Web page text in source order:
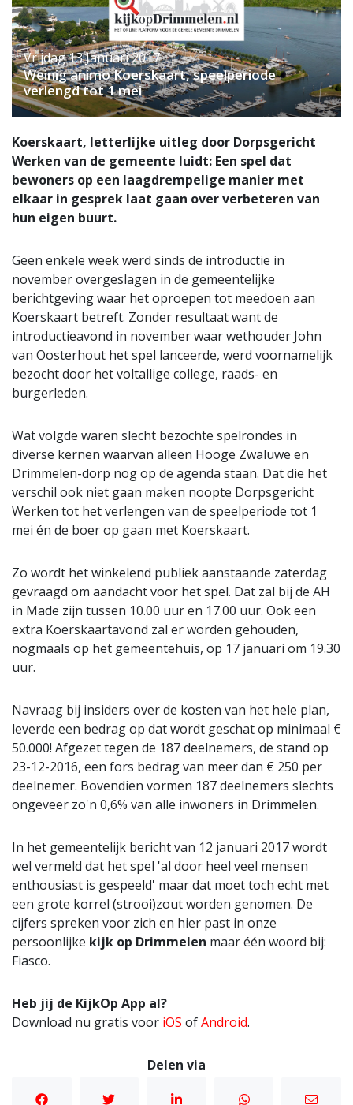
Vrijdag 13 Januari 2017
Weinig animo Koerskaart, speelperiode
verlengd tot 1 mei
Koerskaart, letterlijke uitleg door Dorpsgericht
Werken van de gemeente luidt: Een spel dat
bewoners op een laagdrempelige manier met
elkaar in gesprek laat gaan over verbeteren van
hun eigen buurt.
Geen enkele week werd sinds de introductie in
november overgeslagen in de gemeentelijke
berichtgeving waar het oproepen tot meedoen aan
Koerskaart betreft. Zonder resultaat want de
introductieavond in november waar wethouder John
van Oosterhout het spel lanceerde, werd voornamelijk
bezocht door het voltallige college, raads- en
burgerleden.
Wat volgde waren slecht bezochte spelrondes in
diverse kernen waarvan alleen Hooge Zwaluwe en
Drimmelen-dorp nog op de agenda staan. Dat die het
verschil ook niet gaan maken noopte Dorpsgericht
Werken tot het verlengen van de speelperiode tot 1
mei én de boer op gaan met Koerskaart.
Zo wordt het winkelend publiek aanstaande zaterdag
gevraagd om aandacht voor het spel. Dat zal bij de AH
in Made zijn tussen 10.00 uur en 17.00 uur. Ook een
extra Koerskaartavond zal er worden gehouden,
nogmaals op het gemeentehuis, op 17 januari om 19.30
uur.
Navraag bij insiders over de kosten van het hele plan,
leverde een bedrag op dat wordt geschat op minimaal €
50.000! Afgezet tegen de 187 deelnemers, de stand op
23-12-2016, een fors bedrag van meer dan € 250 per
deelnemer. Bovendien vormen 187 deelnemers slechts
ongeveer zo'n 0,6% van alle inwoners in Drimmelen.
In het gemeentelijk bericht van 12 januari 2017 wordt
wel vermeld dat het spel 'al door heel veel mensen
enthousiast is gespeeld' maar dat moet toch echt met
een grote korrel (strooi)zout worden genomen. De
cijfers spreken voor zich en hier past in onze
persoonlijke kijk op Drimmelen maar één woord bij:
Fiasco.
Heb jij de KijkOp App al?
Download nu gratis voor iOS ofAndroid.
Delen via